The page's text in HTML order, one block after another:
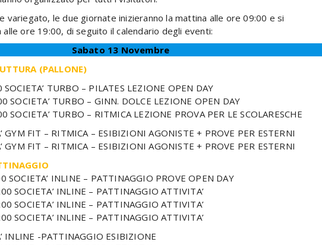
variegato, le due giornate inizieranno la mattina alle ore 09:00 e si
alle ore 19:00, di seguito il calendario degli eventi:
Sabato 13 Novembre
(PALLONE)
TURBO – PILATES LEZIONE OPEN DAY
SOCIETA’ TURBO – GINN. DOLCE LEZIONE OPEN DAY
SOCIETA’ TURBO – RITMICA LEZIONE PROVA PER LE SCOLARESCHE
GYM FIT – RITMICA – ESIBIZIONI AGONISTE + PROVE PER ESTERNI
GYM FIT – RITMICA – ESIBIZIONI AGONISTE + PROVE PER ESTERNI
SOCIETA’ INLINE – PATTINAGGIO PROVE OPEN DAY
SOCIETA’ INLINE – PATTINAGGIO ATTIVITA’
SOCIETA’ INLINE – PATTINAGGIO ATTIVITA’
SOCIETA’ INLINE – PATTINAGGIO ATTIVITA’
INLINE -PATTINAGGIO ESIBIZIONE